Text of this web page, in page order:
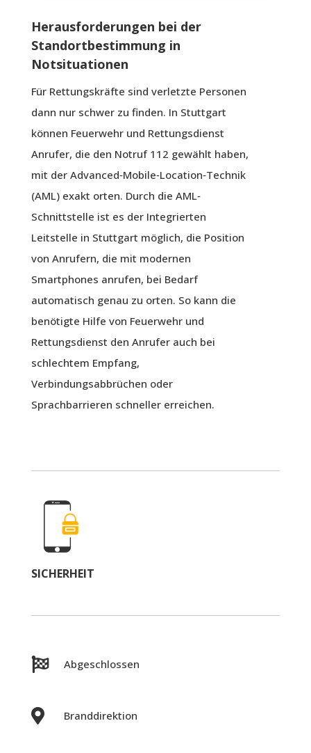
Herausforderungen bei der
Standortbestimmung in
Notsituationen
Für Rettungskräfte sind verletzte Personen
dann nur schwer zu finden. In Stuttgart
können Feuerwehr und Rettungsdienst
Anrufer, die den Notruf 112 gewählt haben,
mit der Advanced‐Mobile‐Location‐Technik
(AML) exakt orten. Durch die AML‐
Schnittstelle ist es der Integrierten
Leitstelle in Stuttgart möglich, die Position
von Anrufern, die mit modernen
Smartphones anrufen, bei Bedarf
automatisch genau zu orten. So kann die
benötigte Hilfe von Feuerwehr und
Rettungsdienst den Anrufer auch bei
schlechtem Empfang,
Verbindungsabbrüchen oder
Sprachbarrieren schneller erreichen.
SICHERHEIT
 Abgeschlossen
 Branddirektion